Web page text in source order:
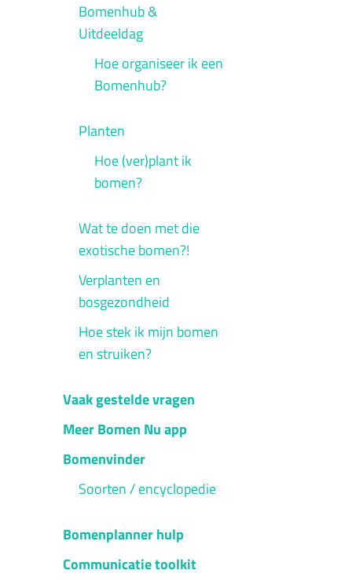
Bomenhub &
Uitdeeldag
Hoe organiseer ik een
Bomenhub?
Planten
Hoe (ver)plant ik
bomen?
Wat te doen met die
exotische bomen?!
Verplanten en
bosgezondheid
Hoe stek ik mijn bomen
en struiken?
Vaak gestelde vragen
Meer Bomen Nu app
Bomenvinder
Soorten / encyclopedie
Bomenplanner hulp
Communicatie toolkit